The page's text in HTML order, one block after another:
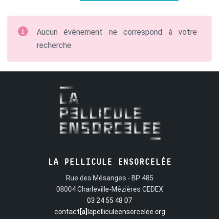
Aucun évènement ne correspond à votre
recherche
LA PELLICULE ENSORCELÉE
Rue des Mésanges - BP 485
08004 Charleville-Mézières CEDEX
03 24 55 48 07
contact [a] lapelliculeensorcelee.org